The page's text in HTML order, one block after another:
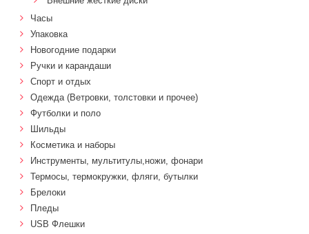
Часы
Упаковка
Новогодние подарки
Ручки и карандаши
Спорт и отдых
Одежда (Ветровки, толстовки и прочее)
Футболки и поло
Шильды
Косметика и наборы
Инструменты, мультитулы,ножи, фонари
Термосы, термокружки, фляги, бутылки
Брелоки
Пледы
USB Флешки